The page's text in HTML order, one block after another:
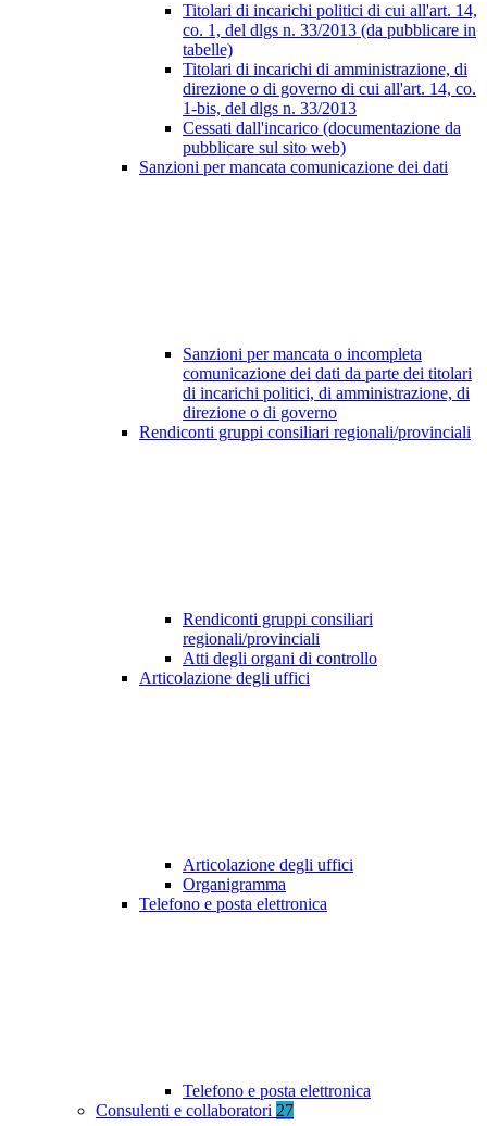
Titolari di incarichi politici di cui all'art. 14,
co. 1, del dlgs n. 33/2013 (da pubblicare in
tabelle)
Titolari di incarichi di amministrazione, di
direzione o di governo di cui all'art. 14, co.
1-bis, del dlgs n. 33/2013
Cessati dall'incarico (documentazione da
pubblicare sul sito web)
Sanzioni per mancata comunicazione dei dati
Sanzioni per mancata o incompleta
comunicazione dei dati da parte dei titolari
di incarichi politici, di amministrazione, di
direzione o di governo
Rendiconti gruppi consiliari regionali/provinciali
Rendiconti gruppi consiliari
regionali/provinciali
Atti degli organi di controllo
Articolazione degli uffici
Articolazione degli uffici
Organigramma
Telefono e posta elettronica
Telefono e posta elettronica
Consulenti e collaboratori 27